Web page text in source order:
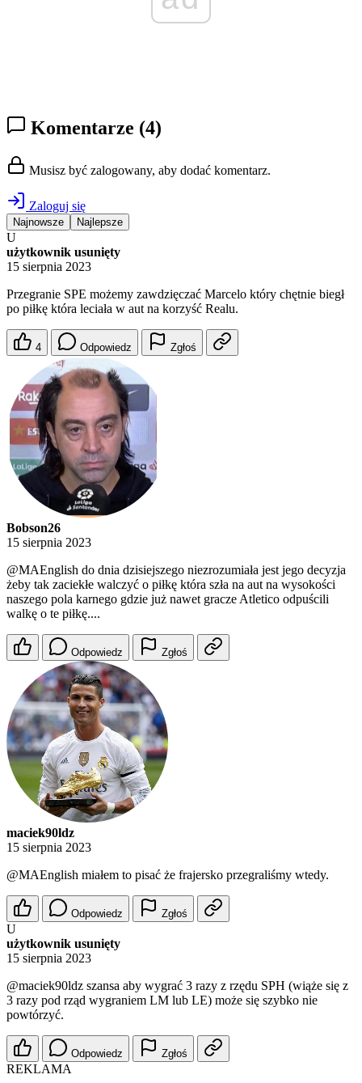
Komentarze (4)
Musisz być zalogowany, aby dodać komentarz.
Zaloguj się
Najnowsze Najlepsze
U
użytkownik usunięty
15 sierpnia 2023
Przegranie SPE możemy zawdzięczać Marcelo który chętnie biegł
po piłkę która leciała w aut na korzyść Realu.
4 Odpowiedz Zgłoś
Bobson26
15 sierpnia 2023
@MAEnglish do dnia dzisiejszego niezrozumiała jest jego decyzja
żeby tak zaciekłe walczyć o piłkę która szła na aut na wysokości
naszego pola karnego gdzie już nawet gracze Atletico odpuścili
walkę o te piłkę....
Odpowiedz Zgłoś
maciek90ldz
15 sierpnia 2023
@MAEnglish miałem to pisać że frajersko przegraliśmy wtedy.
Odpowiedz Zgłoś
U
użytkownik usunięty
15 sierpnia 2023
@maciek90ldz szansa aby wygrać 3 razy z rzędu SPH (wiąże się z
3 razy pod rząd wygraniem LM lub LE) może się szybko nie
powtórzyć.
Odpowiedz Zgłoś
REKLAMA